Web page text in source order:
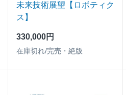
未来技術展望【ロボティク
ス】
330,000円
在庫切れ/完売・絶版